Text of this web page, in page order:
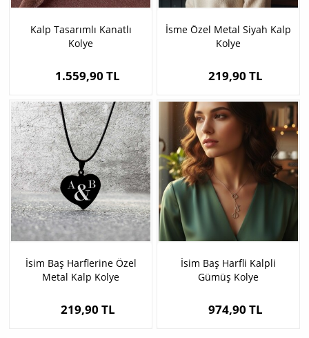
Kalp Tasarımlı Kanatlı
Kolye
1.559,90 TL
İsme Özel Metal Siyah Kalp
Kolye
219,90 TL
İsim Baş Harflerine Özel
Metal Kalp Kolye
219,90 TL
İsim Baş Harfli Kalpli
Gümüş Kolye
974,90 TL